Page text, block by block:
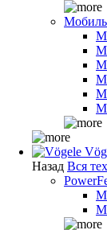
Назад Вся